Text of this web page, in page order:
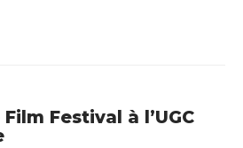
Festival à l’UGC